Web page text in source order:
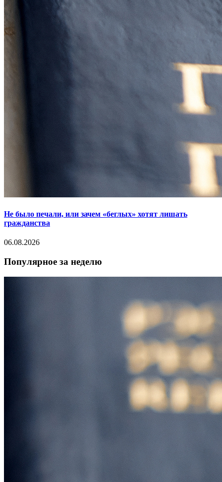
Не было печали, или зачем «беглых» хотят лишать
гражданства
06.08.2026
Популярное за неделю